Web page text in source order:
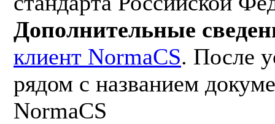
Дополнительные
клиент NormaCS. После
рядом с названием
NormaCS